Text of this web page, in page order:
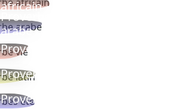
africain
Proverbe
arabe
Proverbe vie
Proverbe latin
Proverbes ete